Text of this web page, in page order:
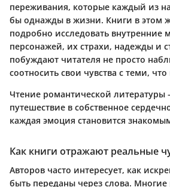
переживания, которые каждый из
бы однажды в жизни. Книги в этом
подробно исследовать внутренние
персонажей, их страхи, надежды и
побуждают читателя не просто
соотносить свои чувства с теми,
Чтение романтической литературы
путешествие в собственное
каждая эмоция становится
Как книги отражают реальные
Авторов часто интересует, как
быть переданы через слова.